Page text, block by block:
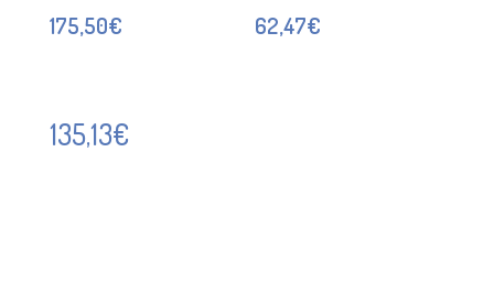
175,50€ 62,47€
135,13€